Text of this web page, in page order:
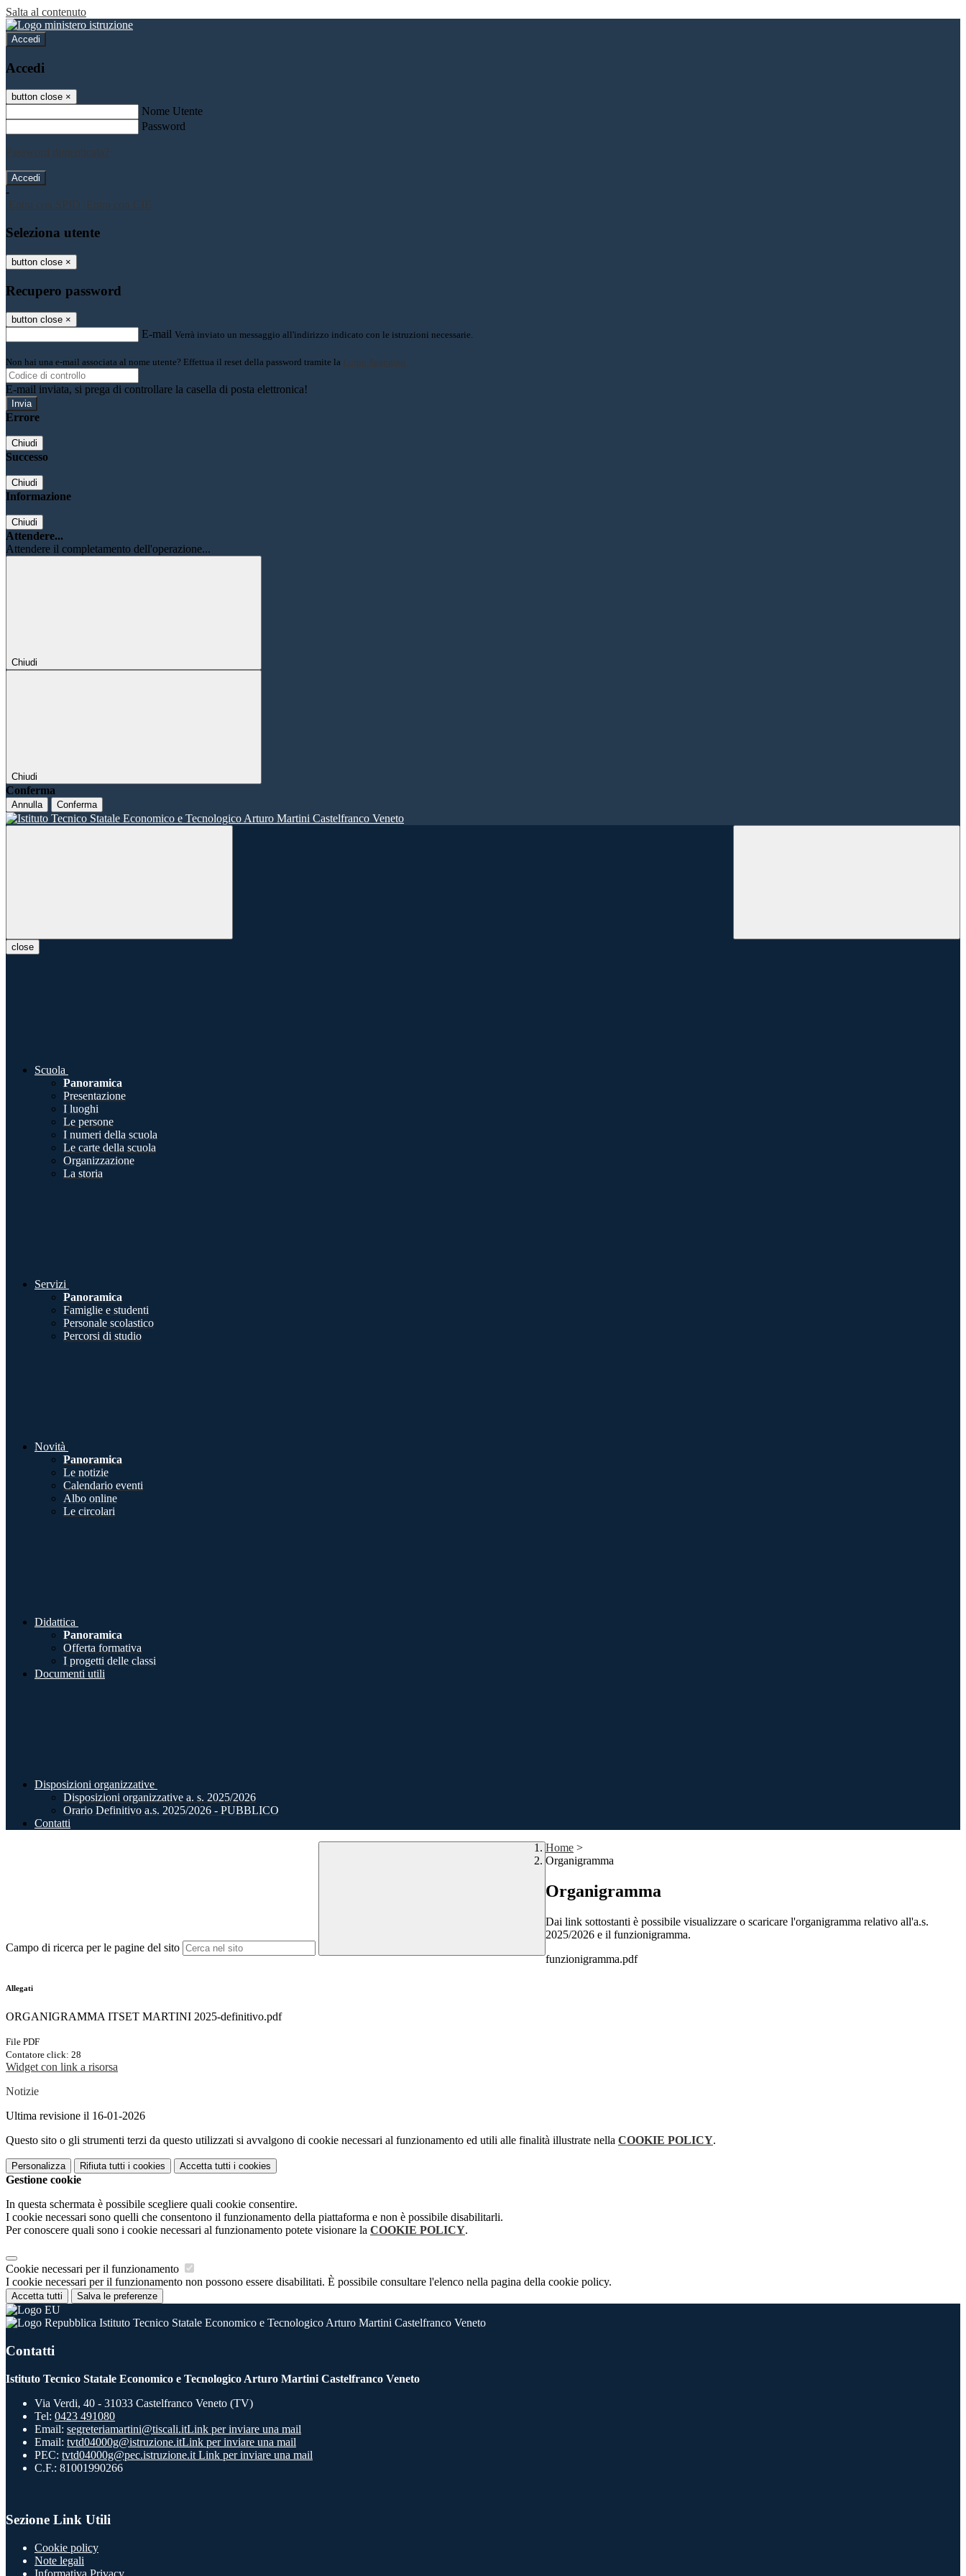
Salta al contenuto
Accedi
Accedi
button close ×
Nome Utente
Password
Password dimenticata?
-
Entra con SPID
Entra con CIE
Seleziona utente
button close ×
Recupero password
button close ×
E-mail Verrà inviato un messaggio all'indirizzo indicato con le istruzioni necessarie.
Non hai una e-mail associata al nome utente? Effettua il reset della password tramite la Login Spaggiari
E-mail inviata, si prega di controllare la casella di posta elettronica!
Errore
Chiudi
Successo
Chiudi
Informazione
Chiudi
Attendere...
Attendere il completamento dell'operazione...
Chiudi
Chiudi
Conferma
Annulla Conferma
close
Scuola
Panoramica
Presentazione
I luoghi
Le persone
I numeri della scuola
Le carte della scuola
Organizzazione
La storia
Servizi
Panoramica
Famiglie e studenti
Personale scolastico
Percorsi di studio
Novità
Panoramica
Le notizie
Calendario eventi
Albo online
Le circolari
Didattica
Panoramica
Offerta formativa
I progetti delle classi
Documenti utili
Disposizioni organizzative
Disposizioni organizzative a. s. 2025/2026
Orario Definitivo a.s. 2025/2026 - PUBBLICO
Contatti
Campo di ricerca per le pagine del sito
Home >
Organigramma
Organigramma
Dai link sottostanti è possibile visualizzare o scaricare l'organigramma relativo all'a.s.
2025/2026 e il funzionigramma.
funzionigramma.pdf
Allegati
ORGANIGRAMMA ITSET MARTINI 2025-definitivo.pdf
File PDF
Contatore click: 28
Widget con link a risorsa
Notizie
Ultima revisione il 16-01-2026
Questo sito o gli strumenti terzi da questo utilizzati si avvalgono di cookie necessari al funzionamento ed utili alle finalità illustrate nella COOKIE POLICY.
Personalizza Rifiuta tutti i cookies Accetta tutti i cookies
Gestione cookie
In questa schermata è possibile scegliere quali cookie consentire.
I cookie necessari sono quelli che consentono il funzionamento della piattaforma e non è possibile disabilitarli.
Per conoscere quali sono i cookie necessari al funzionamento potete visionare la COOKIE POLICY.
Cookie necessari per il funzionamento
I cookie necessari per il funzionamento non possono essere disabilitati. È possibile consultare l'elenco nella pagina della cookie policy.
Accetta tutti Salva le preferenze
Istituto Tecnico Statale Economico e Tecnologico Arturo Martini Castelfranco Veneto
Contatti
Istituto Tecnico Statale Economico e Tecnologico Arturo Martini Castelfranco Veneto
Via Verdi, 40 - 31033 Castelfranco Veneto (TV)
Tel: 0423 491080
Email: segreteriamartini@tiscali.itLink per inviare una mail
Email: tvtd04000g@istruzione.itLink per inviare una mail
PEC: tvtd04000g@pec.istruzione.it Link per inviare una mail
C.F.: 81001990266
Sezione Link Utili
Cookie policy
Note legali
Informativa Privacy